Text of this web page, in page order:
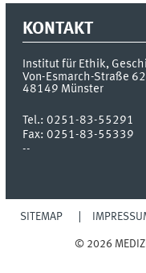
KONTAKT
Institut für Ethik,
Von-Esmarch-Straße 62
48149 Münster
Tel.:0251-83-55291
Fax:0251-83-55339
--
SITEMAP
© 2026